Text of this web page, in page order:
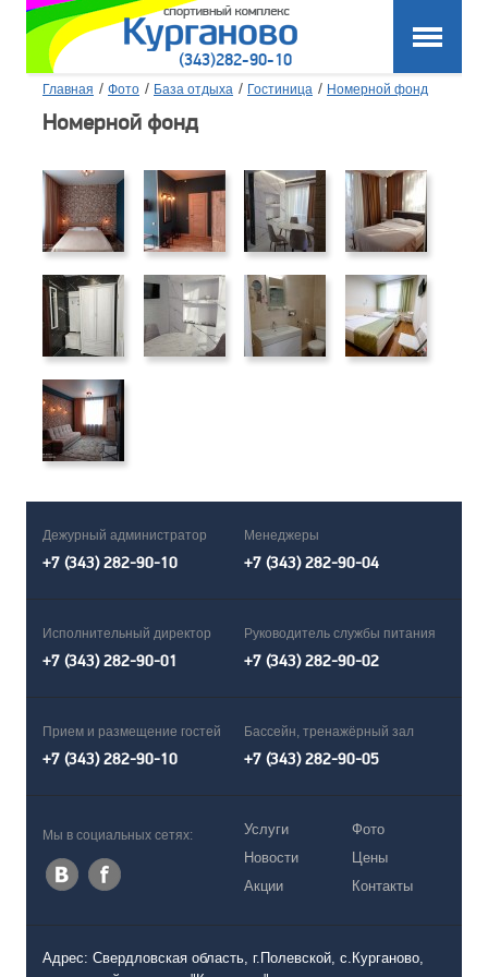
(343)282-90-10
Главная / Фото / База отдыха / Гостиница / Номерной фонд
Номерной фонд
Дежурный администратор
+7 (343) 282-90-10
Менеджеры
+7 (343) 282-90-04
Исполнительный директор
+7 (343) 282-90-01
Руководитель службы питания
+7 (343) 282-90-02
Прием и размещение гостей
+7 (343) 282-90-10
Бассейн, тренажёрный зал
+7 (343) 282-90-05
Мы в социальных сетях:
Услуги
Новости
Акции
Фото
Цены
Контакты
Адрес: Свердловская область, г.Полевской, с.Курганово,